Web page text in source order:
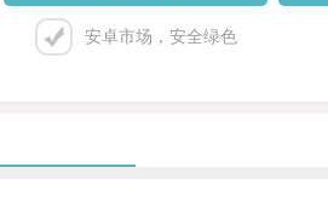
安卓市场，安全绿色